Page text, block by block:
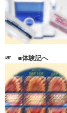
☞ ■体験記へ